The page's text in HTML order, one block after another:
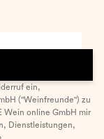
ein,
("Weinfreunde") zu
Wein online GmbH mir
Dienstleistungen,